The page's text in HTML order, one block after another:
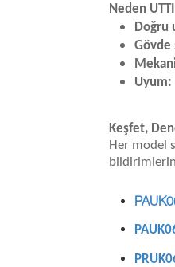
Neden
Doğru
Gövde
Uyum:
Keşfet,
Her model